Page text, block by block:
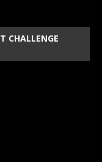
CHALLENGE